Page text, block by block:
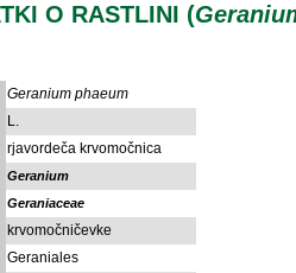
O RASTLINI (
Geranium phaeum
L.
rjavordeča krvomočnica
Geranium
Geraniaceae
krvomočničevke
Geraniales